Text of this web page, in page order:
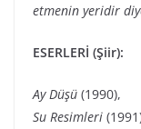
etmenin yeridir
ESERLERİ (Şiir):
Ay Düşü (1990),
Su Resimleri